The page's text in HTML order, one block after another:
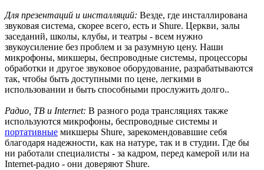
Для презентаций и инсталляций: Везде, где инсталлирована
звуковая система, скорее всего, есть и Shure. Церкви, залы
заседаний, школы, клубы, и театры - всем нужно
звукоусиление без проблем и за разумную цену. Наши
микрофоны, микшеры, беспроводные системы, процессоры
обработки и другое звуковое оборудование, разрабатываются
так, чтобы быть доступными по цене, легкими в
использовании и быть способными прослужить долго..
Радио, ТВ и Internet: В разного рода трансляциях также
используются микрофоны, беспроводные системы и
портативные микшеры Shure, зарекомендовавшие себя
благодаря надежности, как на натуре, так и в студии. Где бы
ни работали специалисты - за кадром, перед камерой или на
Internet-радио - они доверяют Shure.